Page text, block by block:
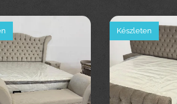
Készleten